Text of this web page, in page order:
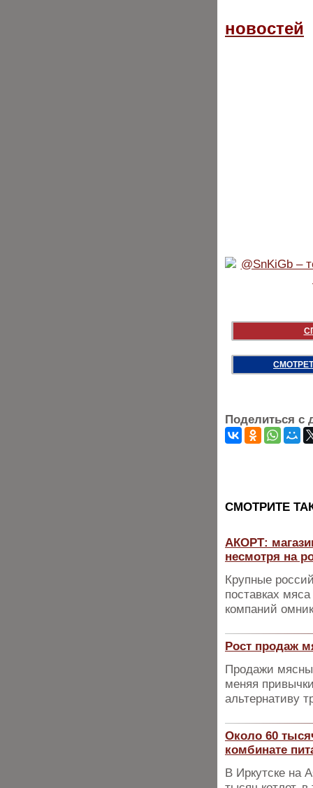
новостей
Поделиться с
CМОТРИТЕ
АКОРТ:
несмотря на
Крупные
поставках
компаний
Рост продаж
Продажи
меняя
альтернативу
Около 60
комбинате
В Иркутске на